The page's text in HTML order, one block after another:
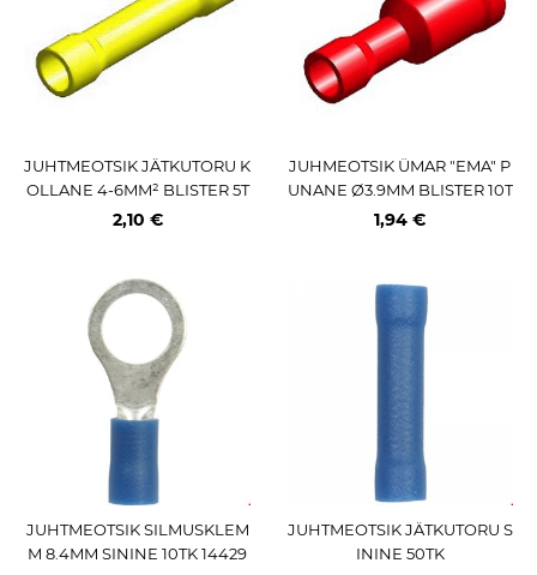
JUHTMEOTSIK JÄTKUTORU K
OLLANE 4-6MM² BLISTER 5T
K M+
2,10 €
JUHMEOTSIK ÜMAR "EMA" P
UNANE Ø3.9MM BLISTER 10T
K M+
1,94 €
JUHTMEOTSIK SILMUSKLEM
M 8.4MM SININE 10TK 14429
JUHTMEOTSIK JÄTKUTORU S
ININE 50TK